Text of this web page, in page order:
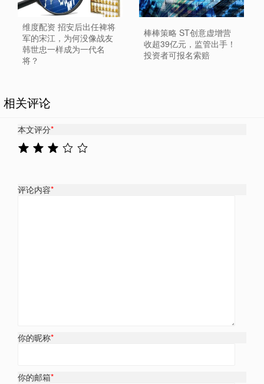
维度配资 招安后出任裨将
军的宋江，为何没像战友
韩世忠一样成为一代名
将？
棒棒策略 ST创意虚增营
收超39亿元，监管出手！
投资者可报名索赔
相关评论
本文评分*
评论内容*
你的昵称*
你的邮箱*